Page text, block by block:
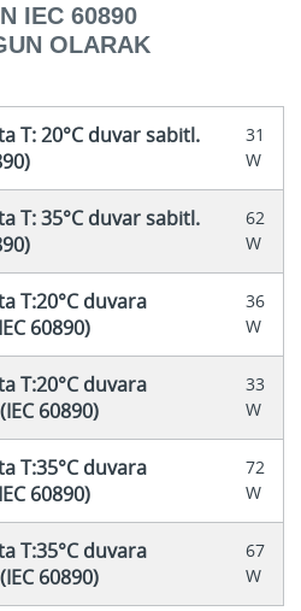
IEC 60890
OLARAK
T: 20°C duvar sabitl.
31
W
T: 35°C duvar sabitl.
62
W
T:20°C duvara
60890)
36
W
T:20°C duvara
60890)
33
W
T:35°C duvara
60890)
72
W
T:35°C duvara
60890)
67
W